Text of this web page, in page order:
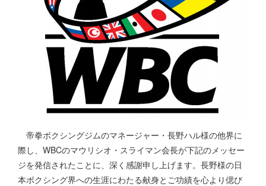
帝拳ボクシングジムのマネージャー・長野ハル様の他界に
際し、WBCのマウリシオ・スライマン会長が下記のメッセー
ジを発信されたことに、深く感謝申し上げます。長野様の日
本ボクシング界への生涯にわたる献身とご功績を心より偲び